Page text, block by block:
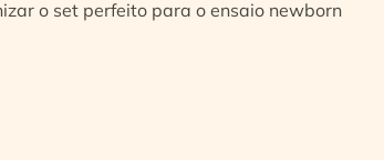
o set perfeito para o ensaio newborn